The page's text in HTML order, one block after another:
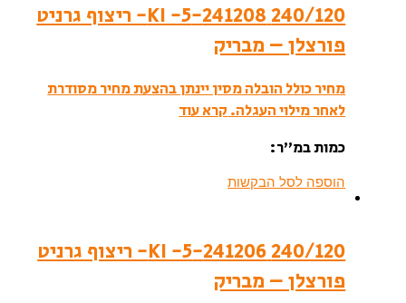
240/120 241208-KI -5- ריצוף גרניט
פורצלן – מבריק
מחיר כולל הובלה מסין יינתן בהצעת מחיר מסודרת
לאחר מילוי העגלה. קרא עוד
כמות במ”ר:
הוספה לסל הבקשות
240/120 241206-KI -5- ריצוף גרניט
פורצלן – מבריק